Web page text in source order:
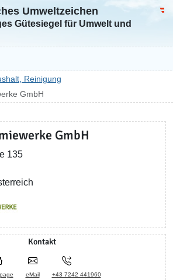
Umweltzeichen
Gütesiegel für Umwelt und
Reinigung
GmbH
GmbH
135
Kontakt
eMail +43 7242 441960